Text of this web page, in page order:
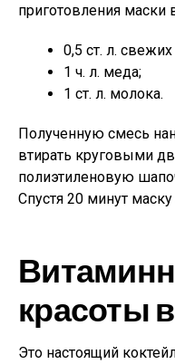
приготовления маски
0,5 ст. л.
1 ч. л. меда;
1 ст. л. молока.
Полученную смесь
втирать круговыми
полиэтиленовую
Спустя 20 минут
красоты
Это настоящий